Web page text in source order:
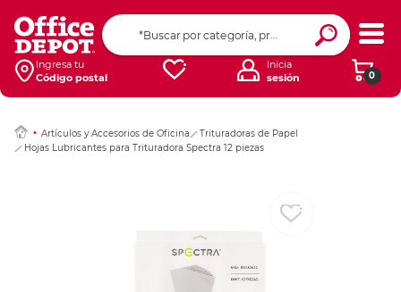
Ingresa tu
Código postal
0
Inicia
sesión
Artículos y Accesorios de Oficina
Trituradoras de Papel
Hojas Lubricantes para Trituradora Spectra 12 piezas
Ingresar Codigo